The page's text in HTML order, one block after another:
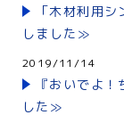
「木材利用
しました≫
2019/11/14
『おいでよ
した≫